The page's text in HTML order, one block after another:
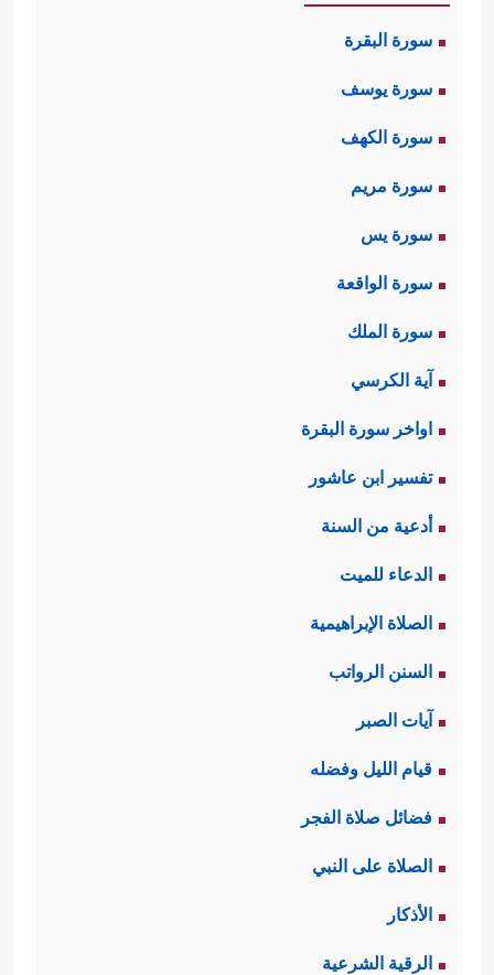
سورة البقرة
سورة يوسف
سورة الكهف
سورة مريم
سورة يس
سورة الواقعة
سورة الملك
آية الكرسي
اواخر سورة البقرة
تفسير ابن عاشور
أدعية من السنة
الدعاء للميت
الصلاة الإبراهيمية
السنن الرواتب
آيات الصبر
قيام الليل وفضله
فضائل صلاة الفجر
الصلاة على النبي
الأذكار
الرقية الشرعية